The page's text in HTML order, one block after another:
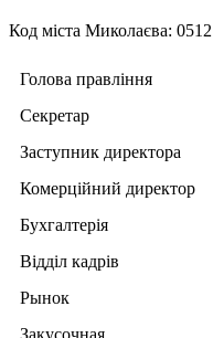
Код міста Миколаєва: 0512
Голова правління
Секретар
Заступник директора
Комерційний директор
Бухгалтерія
Відділ кадрів
Рынок